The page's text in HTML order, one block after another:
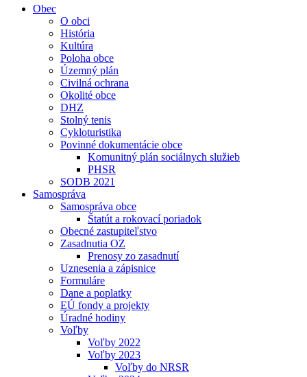
Obec
O obci
História
Kultúra
Poloha obce
Územný plán
Civilná ochrana
Okolité obce
DHZ
Stolný tenis
Cykloturistika
Povinné dokumentácie obce
Komunitný plán sociálnych služieb
PHSR
SODB 2021
Samospráva
Samospráva obce
Štatút a rokovací poriadok
Obecné zastupiteľstvo
Zasadnutia OZ
Prenosy zo zasadnutí
Uznesenia a zápisnice
Formuláre
Dane a poplatky
EÚ fondy a projekty
Úradné hodiny
Voľby
Voľby 2022
Voľby 2023
Voľby do NRSR